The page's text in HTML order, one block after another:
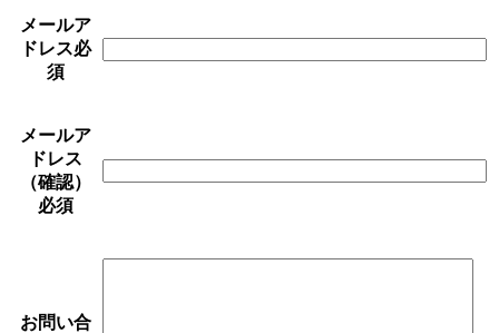
メールア
ドレス必
須
メールア
ドレス
（確認）
必須
お問い合